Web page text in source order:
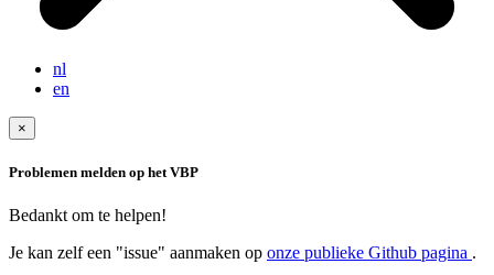
nl
en
×
Problemen melden op het VBP
Bedankt om te helpen!
Je kan zelf een "issue" aanmaken op onze publieke Github pagina .